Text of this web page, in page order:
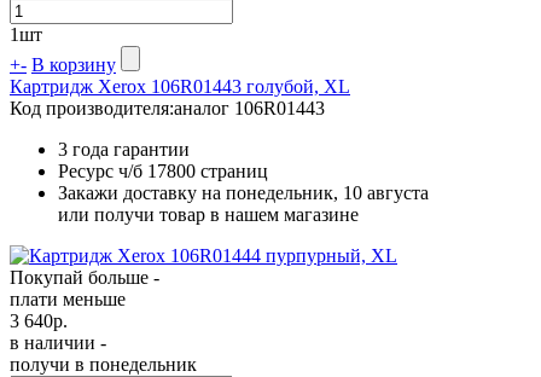
1шт
+- В корзину
Картридж Xerox 106R01443 голубой, XL
Код производителя:аналог 106R01443
3 года гарантии
Ресурс ч/б 17800 страниц
Закажи доставку на понедельник, 10 августа
или получи товар в нашем магазине
Покупай больше -
плати меньше
3 640р.
в наличии -
получи в понедельник